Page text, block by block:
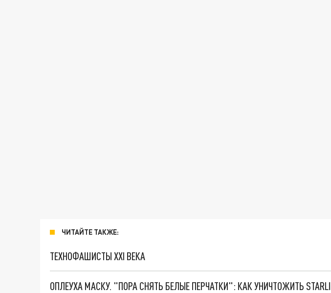
ЧИТАЙТЕ ТАКЖЕ:
ТЕХНОФАШИСТЫ XXI ВЕКА
ОПЛЕУХА МАСКУ. "ПОРА СНЯТЬ БЕЛЫЕ ПЕРЧАТКИ": КАК УНИЧТОЖИТЬ